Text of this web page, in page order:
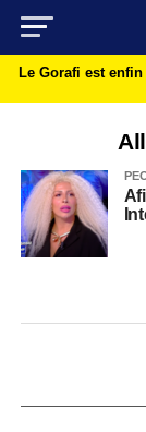
Le Gorafi est